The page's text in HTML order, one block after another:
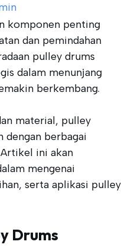
komponen penting
dan pemindahan
pulley drums
dalam menunjang
berkembang.
material, pulley
dengan berbagai
ini akan
mengenai
serta aplikasi pulley
Drums